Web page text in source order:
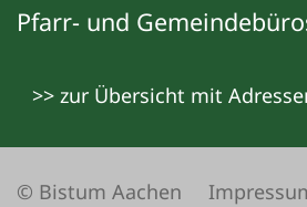
Pfarr- und
>> zur Übersicht mit
© Bistum Aachen